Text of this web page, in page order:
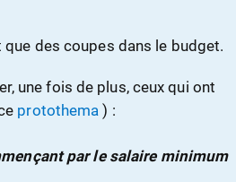
des coupes dans le budget.
une fois de plus, ceux qui ont
protothema ) :
par le salaire minimum